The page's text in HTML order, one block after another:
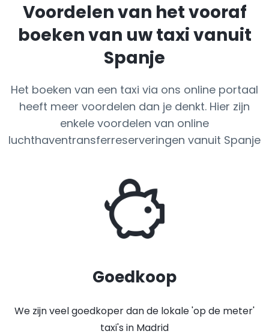
Voordelen van het vooraf
boeken van uw taxi vanuit
Spanje
Het boeken van een taxi via ons online portaal
heeft meer voordelen dan je denkt. Hier zijn
enkele voordelen van online
luchthaventransferreserveringen vanuit Spanje
Goedkoop
We zijn veel goedkoper dan de lokale 'op de meter'
taxi's in Madrid